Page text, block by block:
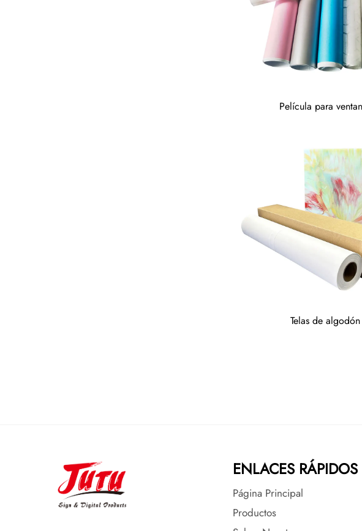
Película para
Telas de algodón
ENLACES RÁPIDOS
Página Principal
Productos